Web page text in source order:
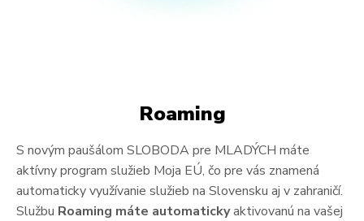
Roaming
S novým paušálom SLOBODA pre MLADÝCH máte
aktívny program služieb Moja EÚ, čo pre vás znamená
automaticky využívanie služieb na Slovensku aj v zahraničí.
Službu Roaming máte automatickyaktivovanú na vašej